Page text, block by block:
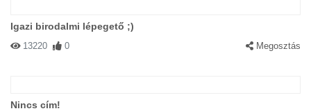
Igazi birodalmi lépegető ;)
13220 0 Megosztás
Nincs cím!